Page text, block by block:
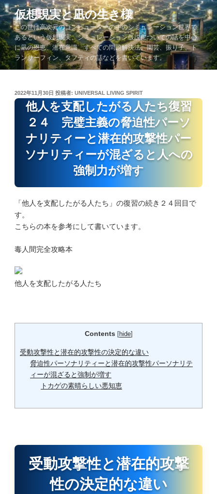
コ
ン
テ
ン
ツ
へ
仮想現実と凪の生き様
この世は高次元のコンピューターの中のシミュレーション世界で
あるという仮想現実、シミュレーション仮説についての話を中心
に凪の恩恵、潜在意識、すべての問題解決法、園芸、振り子、ト
ランサーフィン、タフティの話などを書いています。
投
稿
2022年11月30日 投稿者: UNIVERSAL LIVING SPIRIT
他人を支配したがる人たち復習
２４ 完璧主義の脅迫性パーソ
ナリティーと潜在的攻撃性パー
ソナリティーが混ざると人への
強制力が増す
「他人を支配したがる人たち」の復習の続き２４回目で
す。
こちらの本を参考にして書いています。
毒人間完全攻略本
他人を支配したがる人たち
Contents [hide]
受動攻撃性と潜在的攻撃性の決定的な違い
脅迫性パーソナリティーと潜在的攻撃性パーソナリテ
ィーが混ざると強制が増す
トカゲの素晴らしい悪知恵
受動攻撃性と潜在的攻撃
性の決定的な違い